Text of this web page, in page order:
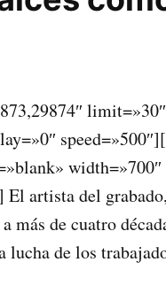
limit=»30″
width=»700″
El artista del grabado,
más de cuatro
lucha de los